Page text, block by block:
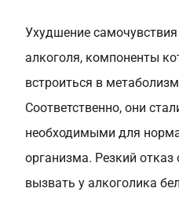
Ухудшение
алкоголя, компоненты
встроиться в
Соответственно, они
необходимыми для
организма. Резкий отказ
вызвать у алкоголика